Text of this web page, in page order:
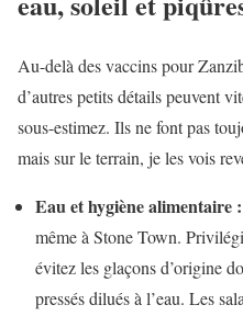
Au-delà des vaccins pour
d’autres petits détails peuvent
sous-estimez. Ils ne font pas
mais sur le terrain, je les vois
Eau et hygiène alimentaire :
même à Stone Town.
évitez les glaçons d’origine
pressés dilués à l’eau. Les